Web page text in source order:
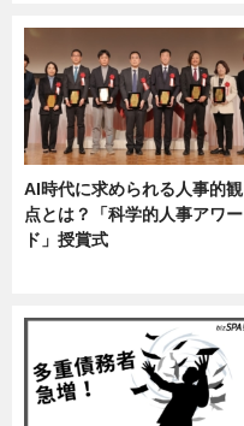
AI時代に求められる人事的観
点とは？「科学的人事アワー
ド」授賞式